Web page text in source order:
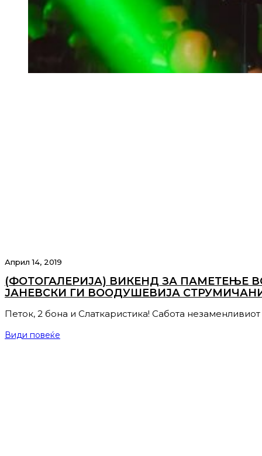
Април 14, 2019
(ФОТОГАЛЕРИЈА) ВИКЕНД ЗА ПАМЕТЕЊЕ
ЈАНЕВСКИ ГИ ВООДУШЕВИЈА
Петок, 2 бона и Слаткаристика! Сабота
Види повеќе